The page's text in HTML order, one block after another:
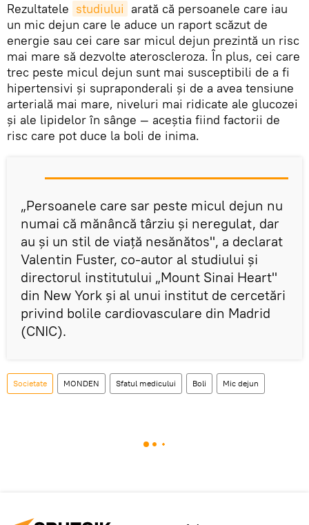
Rezultatele studiului arată că persoanele care iau
un mic dejun care le aduce un raport scăzut de
energie sau cei care sar micul dejun prezintă un risc
mai mare să dezvolte ateroscleroza. În plus, cei care
trec peste micul dejun sunt mai susceptibili de a fi
hipertensivi şi supraponderali şi de a avea tensiune
arterială mai mare, niveluri mai ridicate ale glucozei
şi ale lipidelor în sânge — aceştia fiind factorii de
risc care pot duce la boli de inima.
„Persoanele care sar peste micul dejun nu
numai că mănâncă târziu şi neregulat, dar
au şi un stil de viaţă nesănătos", a declarat
Valentin Fuster, co-autor al studiului şi
directorul institutului „Mount Sinai Heart"
din New York şi al unui institut de cercetări
privind bolile cardiovasculare din Madrid
(CNIC).
Societate MONDEN Sfatul medicului Boli Mic dejun